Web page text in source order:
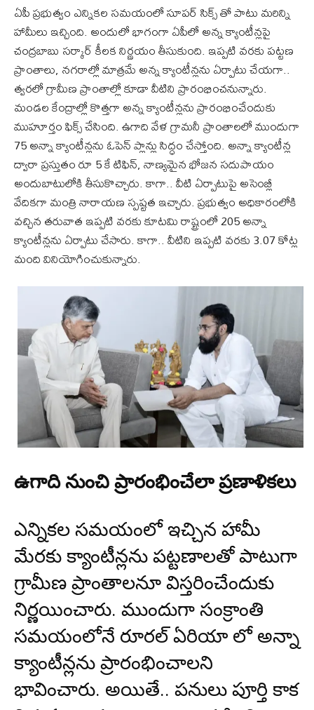
ఏపీ ప్రభుత్వం ఎన్నికల సమయంలో సూపర్ సిక్స్ తో పాటు మరిన్ని
హామీలు ఇచ్చింది. అందులో భాగంగా ఏపీలో అన్న క్యాంటీన్లపై
చంద్రబాబు సర్కార్ కీలక నిర్ణయం తీసుకుంది. ఇప్పటి వరకు పట్టణ
ప్రాంతాలు, నగరాల్లో మాత్రమే అన్న క్యాంటీన్లను ఏర్పాటు చేయగా..
త్వరలో గ్రామీణ ప్రాంతాల్లో కూడా వీటిని ప్రారంభించనున్నారు.
మండల కేంద్రాల్లో కొత్తగా అన్న క్యాంటీన్లను ప్రారంభించేందుకు
ముహూర్తం ఫిక్స్ చేసింది. ఉగాది వేళ గ్రామనీ ప్రాంతాలలో ముందుగా
75 అన్నా క్యాంటీన్లను ఓపెన్ ప్లాన్లు సిద్ధం చేస్తోంది. అన్నా క్యాంటీన్ల
ద్వారా ప్రస్తుతం రూ 5 కే టిఫిన్, నాణ్యమైన భోజన సదుపాయం
అందుబాటులోకి తీసుకొచ్చారు. కాగా.. వీటి ఏర్పాటుపై అసెంబ్లీ
వేదికగా మంత్రి నారాయణ స్పష్టత ఇచ్చారు. ప్రభుత్వం అధికారంలోకి
వచ్చిన తరువాత ఇప్పటి వరకు కూటమి రాష్ట్రంలో 205 అన్నా
క్యాంటీన్లను ఏర్పాటు చేసారు. కాగా.. వీటిని ఇప్పటి వరకు 3.07 కోట్ల
మంది వినియోగించుకున్నారు.
ఉగాది నుంచి ప్రారంభించేలా ప్రణాళికలు
ఎన్నికల సమయంలో ఇచ్చిన హామీ
మేరకు క్యాంటీన్లను పట్టణాలతో పాటుగా
గ్రామీణ ప్రాంతాలనూ విస్తరించేందుకు
నిర్ణయించారు. ముందుగా సంక్రాంతి
సమయంలోనే రూరల్ ఏరియా లో అన్నా
క్యాంటీన్లను ప్రారంభించాలని
భావించారు. అయితే.. పనులు పూర్తి కాక